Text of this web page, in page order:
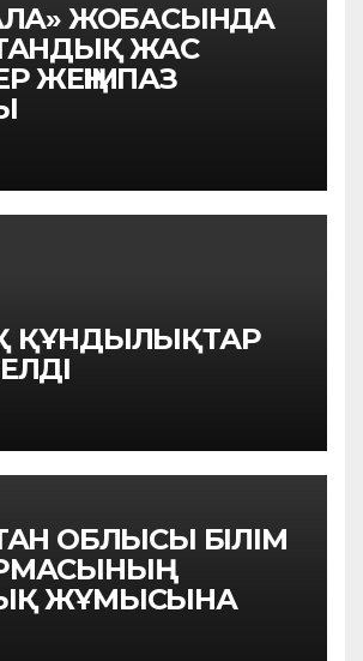
ЖОБАСЫНДА
ЖАС
ЖЕҢІМПАЗ
ҚҰНДЫЛЫҚТАР
ОБЛЫСЫ БІЛІМ
ЖҰМЫСЫНА